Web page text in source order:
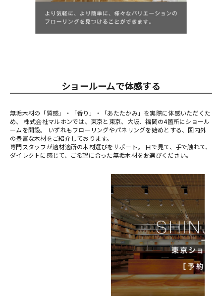
ショールームで体感する
無垢木材の「質感」・「香り」・「あたたかみ」を実際に体感いただくた
め、 株式会社マルホンでは、東京と東京、大阪、福岡の4箇所にショール
ームを開設。 いずれもフローリングやパネリングを始めとする、国内外
の豊富な木材をご紹介しております。
専門スタッフが適材適所の木材選びをサポート。 目で見て、手で触れて、
ダイレクトに感じて、ご希望に合った無垢木材をお選びください。